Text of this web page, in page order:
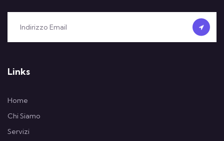
Links
Home
Chi Siamo
Servizi